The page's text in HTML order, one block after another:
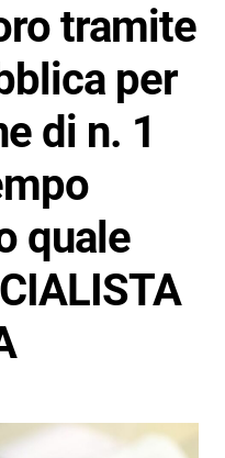
tramite
per
di n. 1
quale